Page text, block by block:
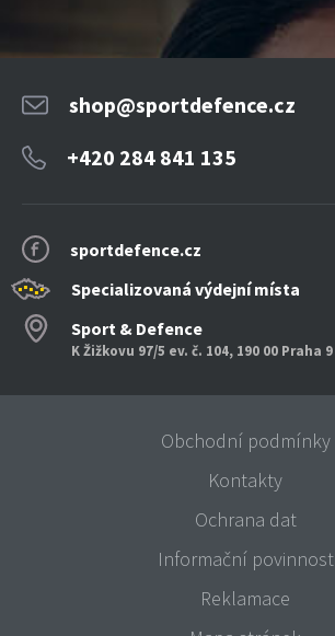
sportdefence.cz
Specializovaná výdejní místa
Sport & Defence
K Žižkovu 97/5 ev. č. 104, 190 00 Praha 9
shop@sportdefence.cz
+420 284 841 135
Obchodní podmínky
Kontakty
Ochrana dat
Informační povinnost
Reklamace